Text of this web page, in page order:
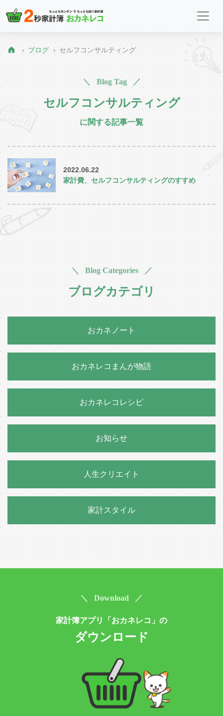
ブログ セルフコンサルティング
＼ Blog Tag ／
セルフコンサルティング
に関する記事一覧
2022.06.22
家計費、セルフコンサルティングのすすめ
＼ Blog Categories ／
ブログカテゴリ
おカネノート
おカネレコまんが物語
おカネレコレシピ
お知らせ
人生クリエイト
家計スタイル
＼ Download ／
家計簿アプリ「おカネレコ」の
ダウンロード